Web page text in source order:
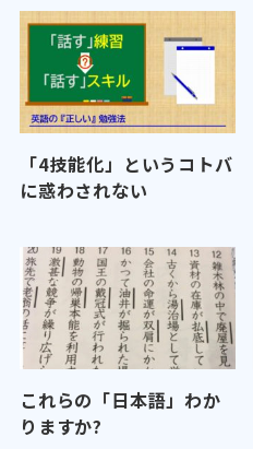
「4技能化」というコトバ
に惑わされない
これらの「日本語」わか
りますか?